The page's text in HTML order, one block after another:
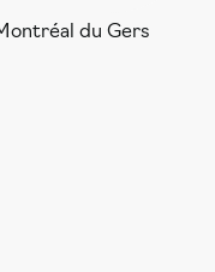
du Gers